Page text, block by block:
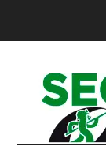
principal